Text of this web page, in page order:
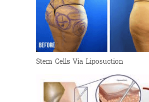
Stem Cells Via Liposuction